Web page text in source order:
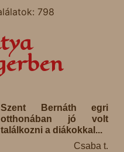
798
Szent Bernáth egri
otthonában jó volt
találkozni a diákokkal...
Csaba t.